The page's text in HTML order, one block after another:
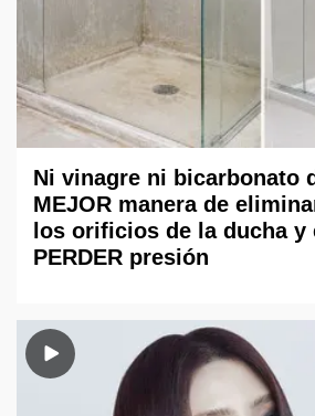
Ni vinagre ni bicarbonato
MEJOR manera de
los orificios de la ducha y
PERDER presión